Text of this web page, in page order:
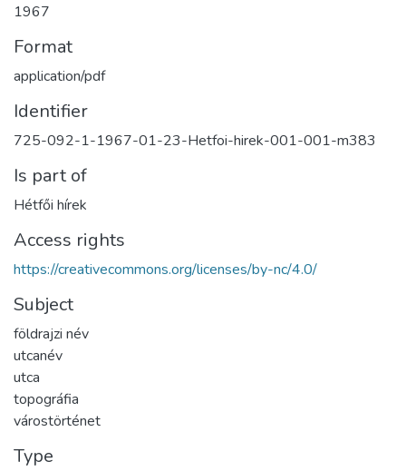
1967
Format
application/pdf
Identifier
725-092-1-1967-01-23-Hetfoi-hirek-001-001-m383
Is part of
Hétfői hírek
Access rights
https://creativecommons.org/licenses/by-nc/4.0/
Subject
földrajzi név
utcanév
utca
topográfia
várostörténet
Type